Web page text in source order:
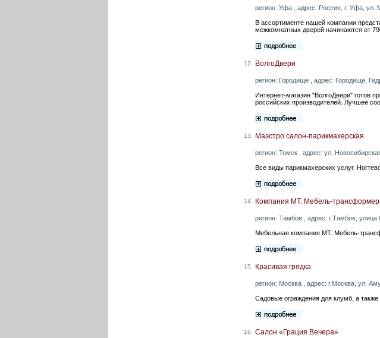
регион: Уфа , адрес: Россия, г. Уфа, ул.
В ассортименте нашей компании
межкомнатных дверей начинаются от
12. ВолгоДвери
регион: Городище , адрес: Городище,
Интернет-магазин "ВолгоДвери" готов
российских производителей. Лучшее
13. Маэстро салон-парикмахерская
регион: Томск , адрес: ул.
Все виды парикмахерских услуг.
14. Компания MT. Мебель-трансформер
регион: Тамбов , адрес: г.Тамбов,
Мебельная компания MT. Мебель-
15. Красивая грядка
регион: Москва , адрес: г.Москва, ул.
Садовые ограждения для клумб, а
16. Салон «Грация Вечера»